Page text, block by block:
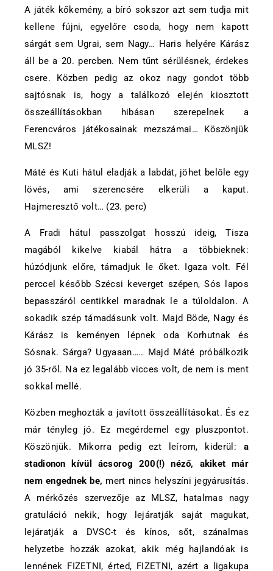
A játék kőkemény, a bíró sokszor azt sem tudja mit
kellene fújni, egyelőre csoda, hogy nem kapott
sárgát sem Ugrai, sem Nagy… Haris helyére Kárász
áll be a 20. percben. Nem tűnt sérülésnek, érdekes
csere. Közben pedig az okoz nagy gondot több
sajtósnak is, hogy a találkozó elején kiosztott
összeállításokban hibásan szerepelnek a
Ferencváros játékosainak mezszámai… Köszönjük
MLSZ!
Máté és Kuti hátul eladják a labdát, jöhet belőle egy
lövés, ami szerencsére elkerüli a kaput.
Hajmeresztő volt… (23. perc)
A Fradi hátul passzolgat hosszú ideig, Tisza
magából kikelve kiabál hátra a többieknek:
húzódjunk előre, támadjuk le őket. Igaza volt. Fél
perccel később Szécsi keverget szépen, Sós lapos
bepasszáról centikkel maradnak le a túloldalon. A
sokadik szép támadásunk volt. Majd Böde, Nagy és
Kárász is keményen lépnek oda Korhutnak és
Sósnak. Sárga? Ugyaaan….. Majd Máté próbálkozik
jó 35-ről. Na ez legalább vicces volt, de nem is ment
sokkal mellé.
Közben meghozták a javított összeállításokat. És ez
már tényleg jó. Ez megérdemel egy pluszpontot.
Köszönjük. Mikorra pedig ezt leírom, kiderül: a
stadionon kívül ácsorog 200(!) néző, akiket már
nem engednek be, mert nincs helyszíni jegyárusítás.
A mérkőzés szervezője az MLSZ, hatalmas nagy
gratuláció nekik, hogy lejáratják saját magukat,
lejáratják a DVSC-t és kínos, sőt, szánalmas
helyzetbe hozzák azokat, akik még hajlandóak is
lennének FIZETNI, érted, FIZETNI, azért a ligakupa